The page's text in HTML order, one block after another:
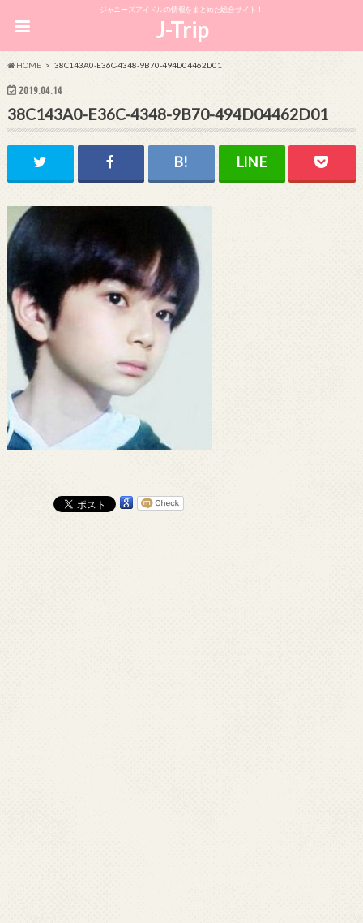
ジャニーズアイドルの情報をまとめた総合サイト！
J-Trip
HOME 38C143A0-E36C-4348-9B70-494D04462D01
2019.04.14
38C143A0-E36C-4348-9B70-494D04462D01